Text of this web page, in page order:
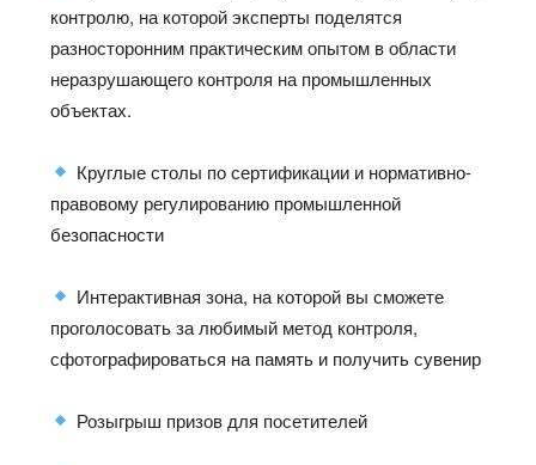
контролю, на которой эксперты поделятся
разносторонним практическим опытом в области
неразрушающего контроля на промышленных
объектах.
Круглые столы по сертификации и нормативно-
правовому регулированию промышленной
безопасности
Интерактивная зона, на которой вы сможете
проголосовать за любимый метод контроля,
сфотографироваться на память и получить сувенир
Розыгрыш призов для посетителей